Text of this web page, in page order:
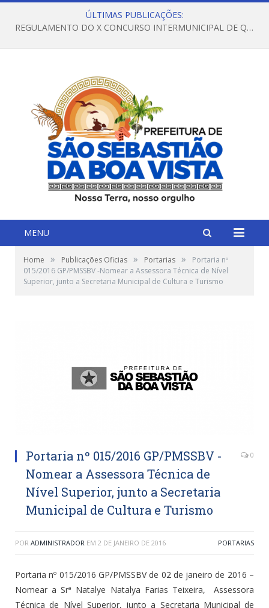
ÚLTIMAS PUBLICAÇÕES:
REGULAMENTO DO X CONCURSO INTERMUNICIPAL DE QUADRILHAS JUNINAS – 2026 – ARRAIÁ DA VENEZA
MENU
Home » Publicações Oficias » Portarias »
Portaria nº
015/2016 GP/PMSSBV -Nomear a Assessora Técnica de Nível
Superior, junto a Secretaria Municipal de Cultura e Turismo
Portaria nº 015/2016 GP/PMSSBV -
Nomear a Assessora Técnica de
Nível Superior, junto a Secretaria
Municipal de Cultura e Turismo
0
POR ADMINISTRADOR EM 2 DE JANEIRO DE 2016 PORTARIAS
Portaria nº 015/2016 GP/PMSSBV de 02 de janeiro de 2016 –
Nomear a Srª Natalye Natalya Farias Teixeira, Assessora
Técnica de Nível Superior, junto a Secretaria Municipal de